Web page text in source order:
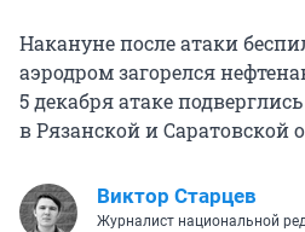
Накануне после атаки
аэродром загорелся
5 декабря атаке
в Рязанской и Саратовской
Виктор Старцев
Журналист национальной